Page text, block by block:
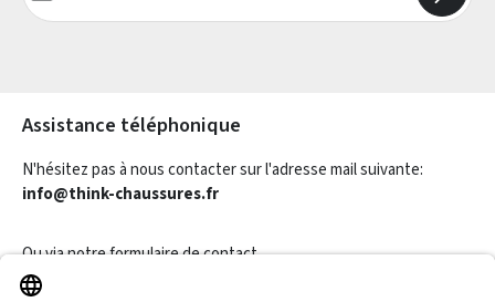
Assistance téléphonique
N'hésitez pas à nous contacter sur l'adresse mail suivante:
info@think-chaussures.fr
Ou via notreformulaire de contact.